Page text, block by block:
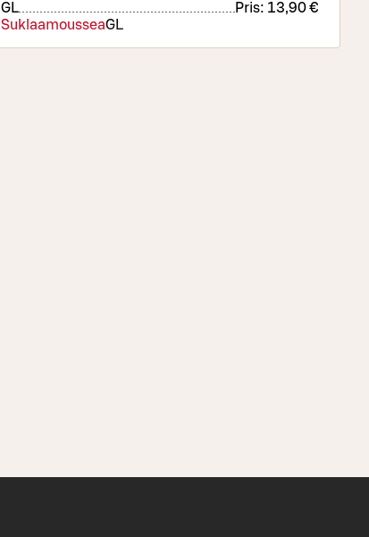
GL Pris: 13,90 €
SuklaamousseaGL